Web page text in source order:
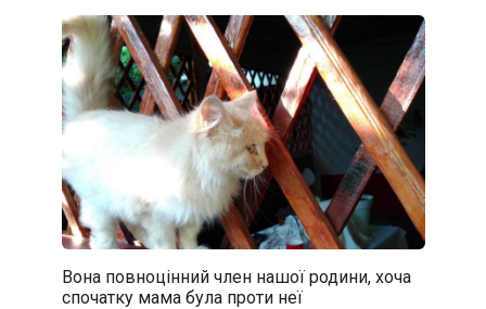
Вона повноцінний член нашої родини, хоча
спочатку мама була проти неї